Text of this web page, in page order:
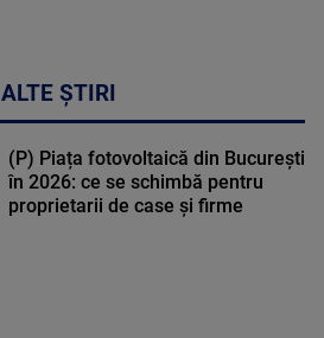
ALTE ȘTIRI
(P) Piața fotovoltaică din București
în 2026: ce se schimbă pentru
proprietarii de case și firme